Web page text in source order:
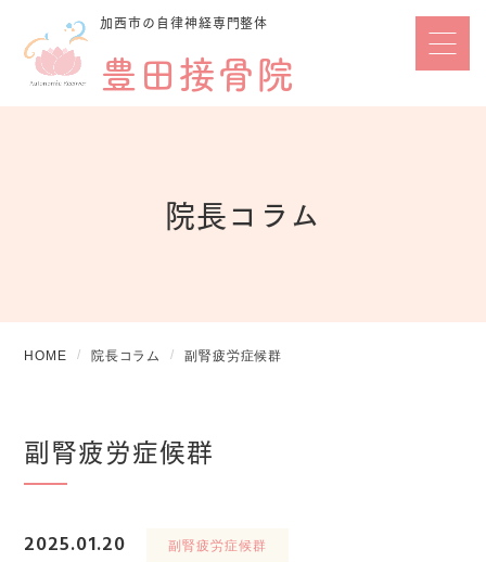
加西市の自律神経専門整体
豊田接骨院
院長コラム
HOME 院長コラム 副腎疲労症候群
副腎疲労症候群
2025.01.20 副腎疲労症候群